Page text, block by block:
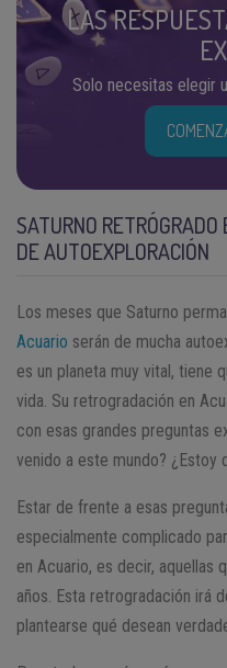
LAS
Solo necesitas elegir
SATURNO
DE AUTOEXPLORACIÓN
Los meses que Saturno
Acuario serán de mucha
es un planeta muy vital, tiene
vida. Su retrogradación en
con esas grandes preguntas
venido a este mundo? ¿Estoy
Estar de frente a esas
especialmente complicado
en Acuario, es decir, aquellas
años. Esta retrogradación irá
plantearse qué desean